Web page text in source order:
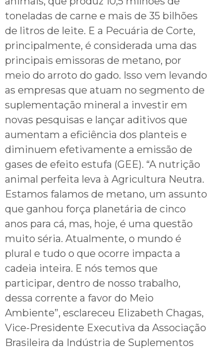
toneladas de carne e mais de 35 bilhões
de litros de leite. E a Pecuária de Corte,
principalmente, é considerada uma das
principais emissoras de metano, por
meio do arroto do gado. Isso vem levando
as empresas que atuam no segmento de
suplementação mineral a investir em
novas pesquisas e lançar aditivos que
aumentam a eficiência dos planteis e
diminuem efetivamente a emissão de
gases de efeito estufa (GEE). “A nutrição
animal perfeita leva à Agricultura Neutra.
Estamos falamos de metano, um assunto
que ganhou força planetária de cinco
anos para cá, mas, hoje, é uma questão
muito séria. Atualmente, o mundo é
plural e tudo o que ocorre impacta a
cadeia inteira. E nós temos que
participar, dentro de nosso trabalho,
dessa corrente a favor do Meio
Ambiente”, esclareceu Elizabeth Chagas,
Vice-Presidente Executiva da Associação
Brasileira da Indústria de Suplementos